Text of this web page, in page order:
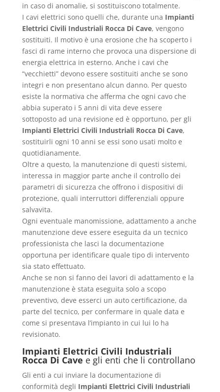
in caso di anomalie, si sostituiscono totalmente.
I cavi elettrici sono quelli che, durante una Impianti
Elettrici Civili Industriali Rocca Di Cave, vengono
sostituiti. Il motivo è una erosione che ha scoperto i
fasci di rame interno che provoca una dispersione di
energia elettrica in esterno. Anche i cavi che
“vecchietti” devono essere sostituiti anche se sono
integri e non presentano alcun danno. Per questo
esiste la normativa che afferma che ogni cavo che
abbia superato i 5 anni di vita deve essere
sottoposto ad una revisione ed è opportuno, per gli
Impianti Elettrici Civili Industriali Rocca Di Cave,
sostituirli ogni 10 anni se essi sono usati molto e
quotidianamente.
Oltre a questo, la manutenzione di questi sistemi,
interessa in maggior parte anche il controllo dei
parametri di sicurezza che offrono i dispositivi di
protezione, quali interruttori differenziali oppure
salvavita.
Ogni eventuale manomissione, adattamento a anche
manutenzione deve essere eseguita da un tecnico
professionista che lasci la documentazione
opportuna per identificare quale tipo di intervento
sia stato effettuato.
Anche se non si fanno dei lavori di adattamento e la
manutenzione è stata eseguita solo a scopo
preventivo, deve esserci un auto certificazione, da
parte del tecnico, per confermare in quale data e
come si presentava l’impianto in cui lui lo ha
revisionato.
Impianti Elettrici Civili Industriali
Rocca Di Cave e gli enti che li controllano
Gli enti a cui inviare la documentazione di
conformità degli Impianti Elettrici Civili Industriali